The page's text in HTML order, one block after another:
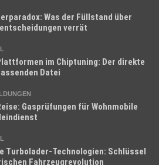
Was der Füllstand über
verrät
im Chiptuning: Der direkte
Datei
Gasprüfungen für Wohnmobile
Turbolader-Technologien: Schlüssel
Fahrzeugrevolution